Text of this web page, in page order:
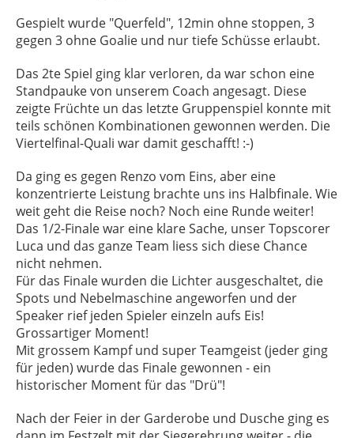
Gespielt wurde "Querfeld", 12min ohne stoppen, 3
gegen 3 ohne Goalie und nur tiefe Schüsse erlaubt.
Das 2te Spiel ging klar verloren, da war schon eine
Standpauke von unserem Coach angesagt. Diese
zeigte Früchte un das letzte Gruppenspiel konnte mit
teils schönen Kombinationen gewonnen werden. Die
Viertelfinal-Quali war damit geschafft! :-)
Da ging es gegen Renzo vom Eins, aber eine
konzentrierte Leistung brachte uns ins Halbfinale. Wie
weit geht die Reise noch? Noch eine Runde weiter!
Das 1/2-Finale war eine klare Sache, unser Topscorer
Luca und das ganze Team liess sich diese Chance
nicht nehmen.
Für das Finale wurden die Lichter ausgeschaltet, die
Spots und Nebelmaschine angeworfen und der
Speaker rief jeden Spieler einzeln aufs Eis!
Grossartiger Moment!
Mit grossem Kampf und super Teamgeist (jeder ging
für jeden) wurde das Finale gewonnen - ein
historischer Moment für das "Drü"!
Nach der Feier in der Garderobe und Dusche ging es